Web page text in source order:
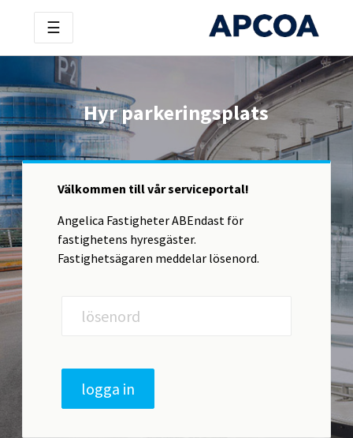
☰
Hyr parkeringsplats
Välkommen till vår serviceportal!
Angelica Fastigheter ABEndast för
fastighetens hyresgäster.
Fastighetsägaren meddelar lösenord.
logga in